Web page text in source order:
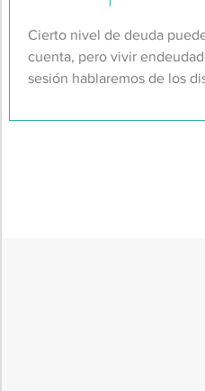
Cierto nivel de deuda
cuenta, pero vivir
sesión hablaremos de los